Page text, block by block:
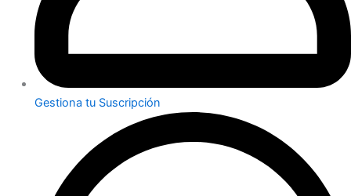
Gestiona tu Suscripción